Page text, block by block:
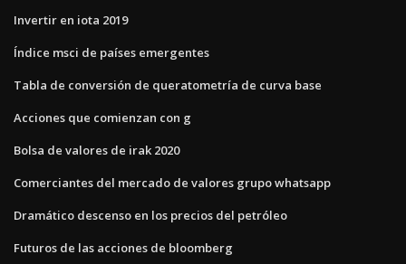
Invertir en iota 2019
Índice msci de países emergentes
Tabla de conversión de queratometría de curva base
Acciones que comienzan con g
Bolsa de valores de irak 2020
Comerciantes del mercado de valores grupo whatsapp
Dramático descenso en los precios del petróleo
Futuros de las acciones de bloomberg